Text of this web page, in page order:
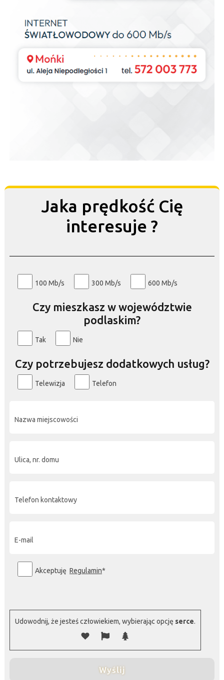
Jaka prędkość Cię
interesuje ?
100 Mb/s 300 Mb/s 600 Mb/s
Czy mieszkasz w województwie
podlaskim?
Tak Nie
Czy potrzebujesz dodatkowych usług?
Telewizja Telefon
Akceptuję Regulamin*
s
Udowodnij, że jesteś człowiekiem, wybierając opcję serce.